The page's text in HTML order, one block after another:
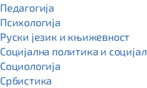
Педагогија
Психологија
Руски језик и књижевност
Социјална политика и
Социологија
Србистика